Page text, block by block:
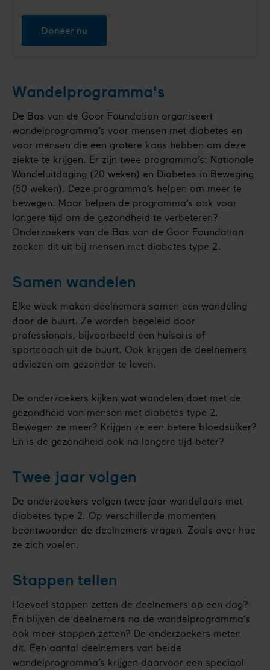
Doneer nu
Wandelprogramma's
De Bas van de Goor Foundation organiseert
wandelprogramma’s voor mensen met diabetes en
voor mensen die een grotere kans hebben om deze
ziekte te krijgen. Er zijn twee programma’s: Nationale
Wandeluitdaging (20 weken) en Diabetes in Beweging
(50 weken). Deze programma’s helpen om meer te
bewegen. Maar helpen de programma’s ook voor
langere tijd om de gezondheid te verbeteren?
Onderzoekers van de Bas van de Goor Foundation
zoeken dit uit bij mensen met diabetes type 2.
Samen wandelen
Elke week maken deelnemers samen een wandeling
door de buurt. Ze worden begeleid door
professionals, bijvoorbeeld een huisarts of
sportcoach uit de buurt. Ook krijgen de deelnemers
adviezen om gezonder te leven.
De onderzoekers kijken wat wandelen doet met de
gezondheid van mensen met diabetes type 2.
Bewegen ze meer? Krijgen ze een betere bloedsuiker?
En is de gezondheid ook na langere tijd beter?
Twee jaar volgen
De onderzoekers volgen twee jaar wandelaars met
diabetes type 2. Op verschillende momenten
beantwoorden de deelnemers vragen. Zoals over hoe
ze zich voelen.
Stappen tellen
Hoeveel stappen zetten de deelnemers op een dag?
En blijven de deelnemers na de wandelprogramma’s
ook meer stappen zetten? De onderzoekers meten
dit. Een aantal deelnemers van beide
wandelprogramma’s krijgen daarvoor een speciaal